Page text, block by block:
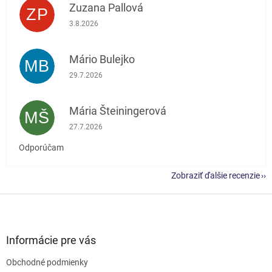
ZP Zuzana Pallová
Hodnotenie obchodu je 5 z 5 hviezdičiek.
3.8.2026
MB Mário Bulejko
Hodnotenie obchodu je 5 z 5 hviezdičiek.
29.7.2026
MŠ Mária Šteiningerová
Hodnotenie obchodu je 5 z 5 hviezdičiek.
27.7.2026
Odporúčam
Zobraziť ďalšie recenzie
Informácie pre vás
Obchodné podmienky